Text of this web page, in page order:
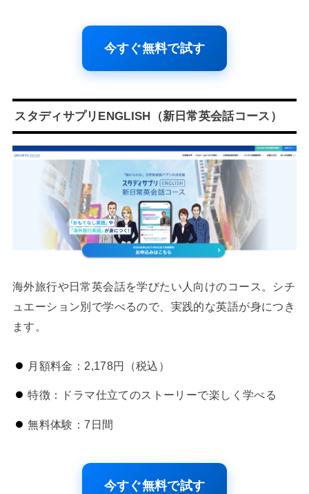
今すぐ無料で試す
スタディサプリENGLISH（新日常英会話コース）
海外旅行や日常英会話を学びたい人向けのコース。シチ
ュエーション別で学べるので、実践的な英語が身につき
ます。
月額料金：2,178円（税込）
特徴：ドラマ仕立てのストーリーで楽しく学べる
無料体験：7日間
今すぐ無料で試す